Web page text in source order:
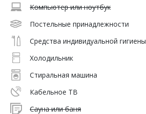
Компьютер или ноутбук
Постельные принадлежности
Средства индивидуальной гигиены
Холодильник
Стиральная машина
Кабельное ТВ
Сауна или баня